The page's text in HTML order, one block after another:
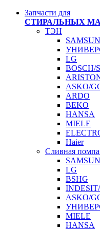
Запчасти для
СТИРАЛЬНЫХ
ТЭН
LG
BOSCH/
ASKO/
ARDO
BEKO
HANSA
MIELE
Haier
Сливная помпа
LG
BSHG
ASKO/
MIELE
HANSA